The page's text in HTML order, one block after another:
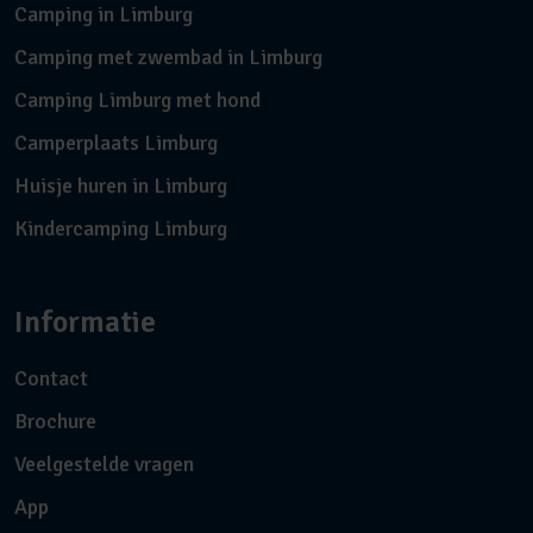
Camping in Limburg
Camping met zwembad in Limburg
Camping Limburg met hond
Camperplaats Limburg
Huisje huren in Limburg
Kindercamping Limburg
Informatie
Contact
Brochure
Veelgestelde vragen
App